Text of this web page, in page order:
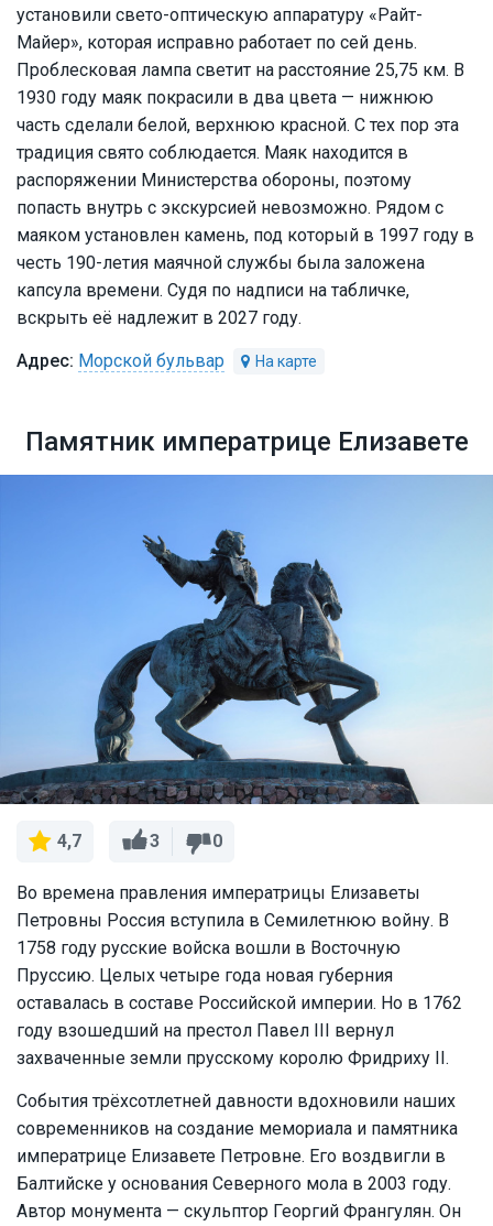
установили свето-оптическую аппаратуру «Райт-
Майер», которая исправно работает по сей день.
Проблесковая лампа светит на расстояние 25,75 км. В
1930 году маяк покрасили в два цвета — нижнюю
часть сделали белой, верхнюю красной. С тех пор эта
традиция свято соблюдается. Маяк находится в
распоряжении Министерства обороны, поэтому
попасть внутрь с экскурсией невозможно. Рядом с
маяком установлен камень, под который в 1997 году в
честь 190-летия маячной службы была заложена
капсула времени. Судя по надписи на табличке,
вскрыть её надлежит в 2027 году.
Морской бульвар
Памятник императрице Елизавете
4,7 3 0
Во времена правления императрицы Елизаветы
Петровны Россия вступила в Семилетнюю войну. В
1758 году русские войска вошли в Восточную
Пруссию. Целых четыре года новая губерния
оставалась в составе Российской империи. Но в 1762
году взошедший на престол Павел III вернул
захваченные земли прусскому королю Фридриху II.
События трёхсотлетней давности вдохновили наших
современников на создание мемориала и памятника
императрице Елизавете Петровне. Его воздвигли в
Балтийске у основания Северного мола в 2003 году.
Автор монумента — скульптор Георгий Франгулян. Он